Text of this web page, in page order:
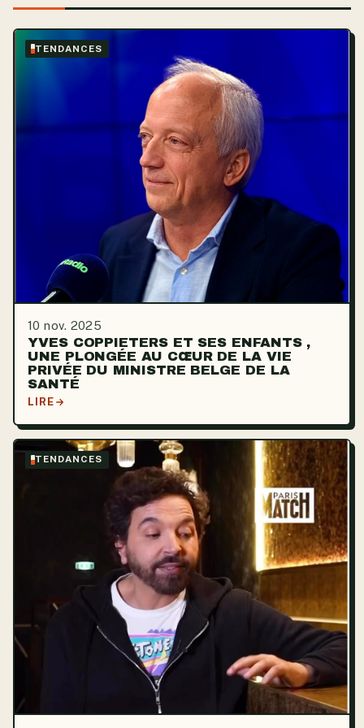
TENDANCES
10 nov. 2025
YVES COPPIETERS ET SES ENFANTS ,
UNE PLONGÉE AU CŒUR DE LA VIE
PRIVÉE DU MINISTRE BELGE DE LA
SANTÉ
LIRE
TENDANCES